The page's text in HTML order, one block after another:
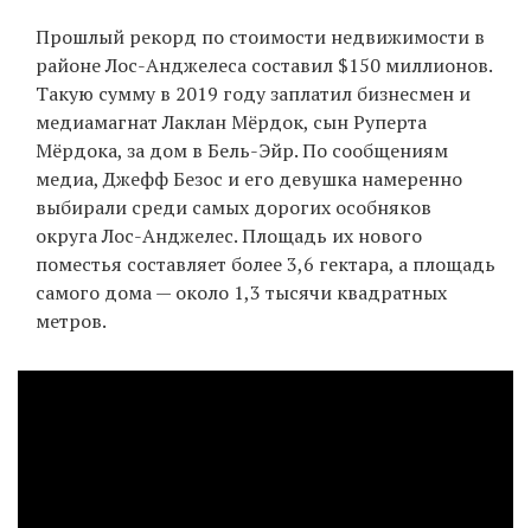
Прошлый рекорд по стоимости недвижимости в
районе Лос-Анджелеса составил $150 миллионов.
Такую сумму в 2019 году заплатил бизнесмен и
медиамагнат Лаклан Мёрдок, сын Руперта
Мёрдока, за дом в Бель-Эйр. По сообщениям
медиа, Джефф Безос и его девушка намеренно
выбирали среди самых дорогих особняков
округа Лос-Анджелес. Площадь их нового
поместья составляет более 3,6 гектара, а площадь
самого дома — около 1,3 тысячи квадратных
метров.